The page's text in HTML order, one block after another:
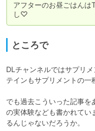
アフターのお昼ごはん
し♡
ところで
DLチャンネルではサプリ
テインもサプリメントの一
でも過去こういった記事
の実体験なども書かれてい
るんじゃないだろうか。